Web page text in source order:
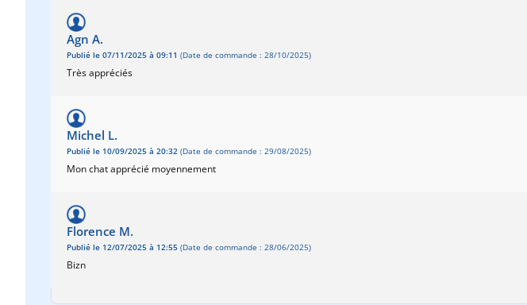
Agn A.
Publié le 07/11/2025 à 09:11 (Date de commande : 28/10/2025)
Très appréciés
Michel L.
Publié le 10/09/2025 à 20:32 (Date de commande : 29/08/2025)
Mon chat apprécié moyennement
Florence M.
Publié le 12/07/2025 à 12:55 (Date de commande : 28/06/2025)
Bizn